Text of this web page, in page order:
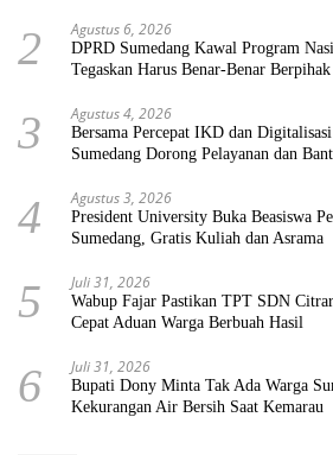
2 Agustus 6, 2026
DPRD Sumedang Kawal Program
Tegaskan Harus Benar-Benar
3 Agustus 4, 2026
Bersama Percepat IKD dan
Sumedang Dorong Pelayanan dan
4 Agustus 3, 2026
President University Buka Beasiswa
Sumedang, Gratis Kuliah dan Asrama
5 Juli 31, 2026
Wabup Fajar Pastikan TPT SDN
Cepat Aduan Warga Berbuah Hasil
6 Juli 31, 2026
Bupati Dony Minta Tak Ada Warga
Kekurangan Air Bersih Saat Kemarau